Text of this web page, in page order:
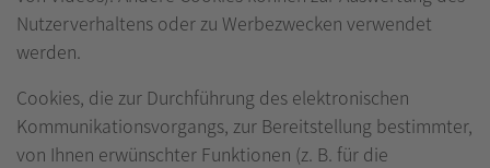
Nutzerverhaltens oder zu Werbezwecken verwendet
werden.
Cookies, die zur Durchführung des elektronischen
Kommunikationsvorgangs, zur Bereitstellung bestimmter,
von Ihnen erwünschter Funktionen (z. B. für die